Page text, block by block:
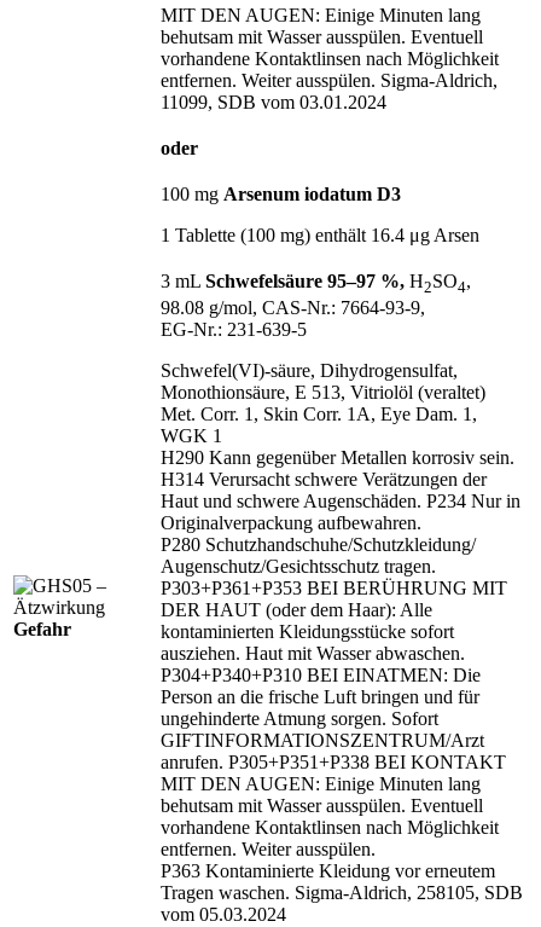
MIT DEN AUGEN: Einige Minuten lang
behutsam mit Wasser ausspülen. Eventuell
vorhandene Kontaktlinsen nach Möglichkeit
entfernen. Weiter ausspülen. Sigma-Aldrich,
11099, SDB vom 03.01.2024
oder
100 mg Arsenum iodatum D3
1 Tablette (100 mg) enthält 16.4 μg Arsen
Gefahr
3 mL Schwefelsäure 95–97 %, H2SO4,
98.08 g/mol, CAS‑Nr.: 7664‑93‑9,
EG‑Nr.: 231‑639‑5
Schwefel(VI)-säure, Dihydrogensulfat,
Monothionsäure, E 513, Vitriolöl (veraltet)
Met. Corr. 1, Skin Corr. 1A, Eye Dam. 1,
WGK 1
H290 Kann gegenüber Metallen korrosiv sein.
H314 Verursacht schwere Verätzungen der
Haut und schwere Augenschäden. P234 Nur in
Originalverpackung aufbewahren.
P280 Schutzhandschuhe/Schutzkleidung/
Augenschutz/Gesichtsschutz tragen.
P303+P361+P353 BEI BERÜHRUNG MIT
DER HAUT (oder dem Haar): Alle
kontaminierten Kleidungsstücke sofort
ausziehen. Haut mit Wasser abwaschen.
P304+P340+P310 BEI EINATMEN: Die
Person an die frische Luft bringen und für
ungehinderte Atmung sorgen. Sofort
GIFTINFORMATIONSZENTRUM/Arzt
anrufen. P305+P351+P338 BEI KONTAKT
MIT DEN AUGEN: Einige Minuten lang
behutsam mit Wasser ausspülen. Eventuell
vorhandene Kontaktlinsen nach Möglichkeit
entfernen. Weiter ausspülen.
P363 Kontaminierte Kleidung vor erneutem
Tragen waschen. Sigma-Aldrich, 258105, SDB
vom 05.03.2024